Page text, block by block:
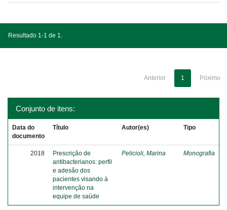
Resultado 1-1 de 1.
Anterior 1 Póximo
Conjunto de itens:
Data do
documento
Título Autor(es) Tipo
2018
Prescrição de
antibacterianos: perfil
e adesão dos
pacientes visando à
intervenção na
equipe de saúde
Pelicioli, Marina Monografia